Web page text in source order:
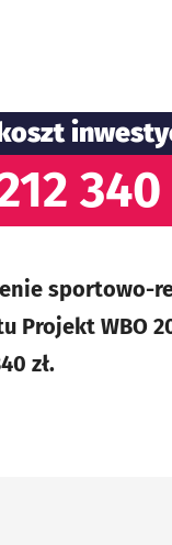
340
sportowo-
Projekt WBO
zł.